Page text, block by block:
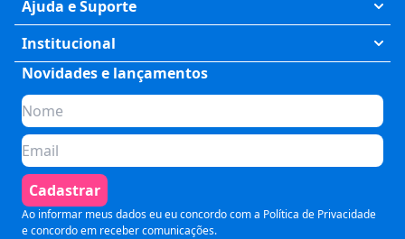
Humanas
Saúde
Tecnologia
Preparatórios
Comunicação
Pós Graduação
Ajuda e Suporte
Meus Cursos
Fale Conosco
Perguntas Frequentes
Formas de Pagamento
Política de Cancelamento
Termos de Uso
Segurança e Privacidade
Institucional
Quem somos
Planos de assinatura
Para Empresas
Seja um parceiro
Blog
Novidades e lançamentos
Cadastrar
Ao informar meus dados eu eu concordo com a Política de Privacidade
e concordo em receber comunicações.